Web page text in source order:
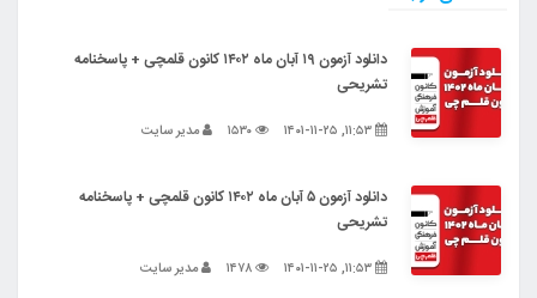
دانلود آزمون ۱۹ آبان ماه ۱۴۰۲ کانون قلمچی + پاسخنامه
تشریحی
مدیر سایت
دانلود آزمون ۵ آبان ماه ۱۴۰۲ کانون قلمچی + پاسخنامه
تشریحی
مدیر سایت